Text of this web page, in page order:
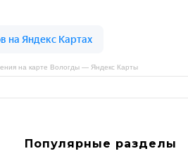
на карте Вологды — Яндекс Карты
Популярные разделы